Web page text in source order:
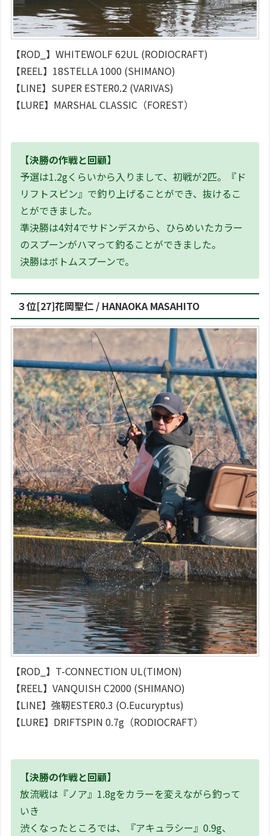
【ROD_】WHITEWOLF 62UL (RODIOCRAFT)
【REEL】18STELLA 1000 (SHIMANO)
【LINE】SUPER ESTER0.2 (VARIVAS)
【LURE】MARSHAL CLASSIC（FOREST）
【決勝の作戦と回顧】
予選は1.2gくらいから入りまして、初戦が2匹。『ド
リフトスピン』で釣り上げることができ、抜けるこ
とができました。
準決勝は4対4でサドンデスから、ひらめいたカラー
のスプーンがハマって釣ることができました。
決勝はボトムスプーンで。
３位[27]花岡聖仁 / HANAOKA MASAHITO
【ROD_】T-CONNECTION UL(TIMON)
【REEL】VANQUISH C2000 (SHIMANO)
【LINE】強靭ESTER0.3 (O.Eucuryptus)
【LURE】DRIFTSPIN 0.7g（RODIOCRAFT）
【決勝の作戦と回顧】
放流戦は『ノア』1.8gをカラーを変えながら釣って
いき
渋くなったところでは、『アキュラシー』0.9g、